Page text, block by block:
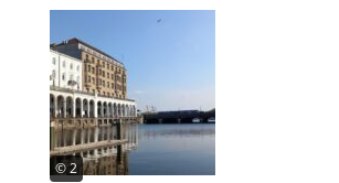
© 2